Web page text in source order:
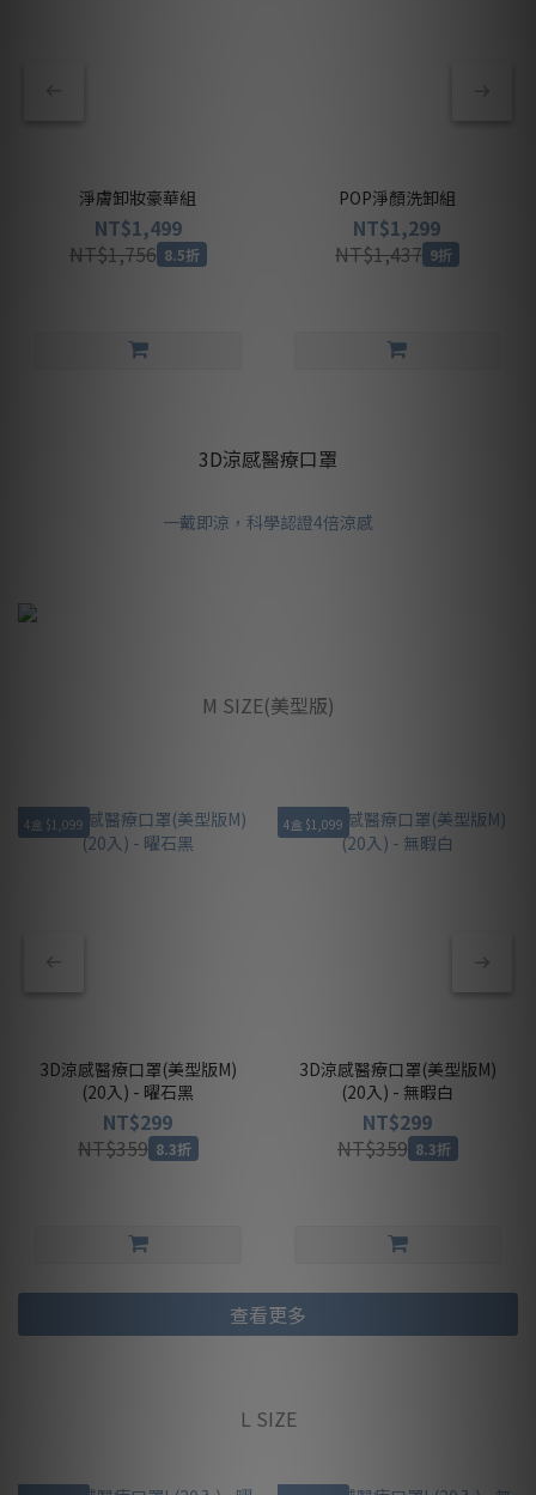
淨膚卸妝豪華組
NT$1,499
NT$1,756 8.5折
POP淨顏洗卸組
NT$1,299
NT$1,437 9折
3D涼感醫療口罩
一戴即涼，科學認證4倍涼感
M SIZE(美型版)
4盒 $1,099
3D涼感醫療口罩(美型版M)
(20入) - 曜石黑
NT$299
NT$359 8.3折
4盒 $1,099
3D涼感醫療口罩(美型版M)
(20入) - 無暇白
NT$299
NT$359 8.3折
查看更多
L SIZE